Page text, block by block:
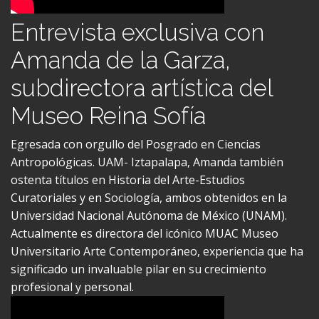
Entrevista exclusiva con
Amanda de la Garza,
subdirectora artística del
Museo Reina Sofía
Egresada con orgullo del Posgrado en Ciencias
Antropológicas. UAM- Iztapalapa, Amanda también
ostenta títulos en Historia del Arte-Estudios
Curatoriales y en Sociología, ambos obtenidos en la
Universidad Nacional Autónoma de México (UNAM).
Actualmente es directora del icónico MUAC Museo
Universitario Arte Contemporáneo, experiencia que ha
significado un invaluable pilar en su crecimiento
profesional y personal.